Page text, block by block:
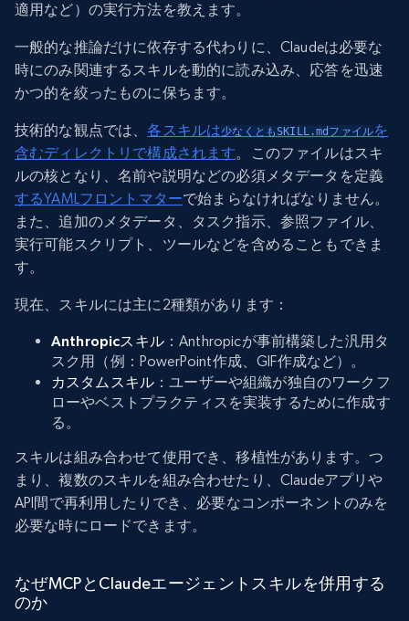
適用など）の実行方法を教えます。
一般的な推論だけに依存する代わりに、Claudeは必要な
時にのみ関連するスキルを動的に読み込み、応答を迅速
かつ的を絞ったものに保ちます。
技術的な観点では、各スキルは少なくともSKILL.mdファイルを
含むディレクトリで構成されます。このファイルはスキ
ルの核となり、名前や説明などの必須メタデータを定義
するYAMLフロントマターで始まらなければなりません。
また、追加のメタデータ、タスク指示、参照ファイル、
実行可能スクリプト、ツールなどを含めることもできま
す。
現在、スキルには主に2種類があります：
Anthropicスキル：Anthropicが事前構築した汎用タ
スク用（例：PowerPoint作成、GIF作成など）。
カスタムスキル ：ユーザーや組織が独自のワークフ
ローやベストプラクティスを実装するために作成す
る。
スキルは組み合わせて使用でき、移植性があります。つ
まり、複数のスキルを組み合わせたり、Claudeアプリや
API間で再利用したりでき、必要なコンポーネントのみを
必要な時にロードできます。
なぜMCPとClaudeエージェントスキルを併用する
のか